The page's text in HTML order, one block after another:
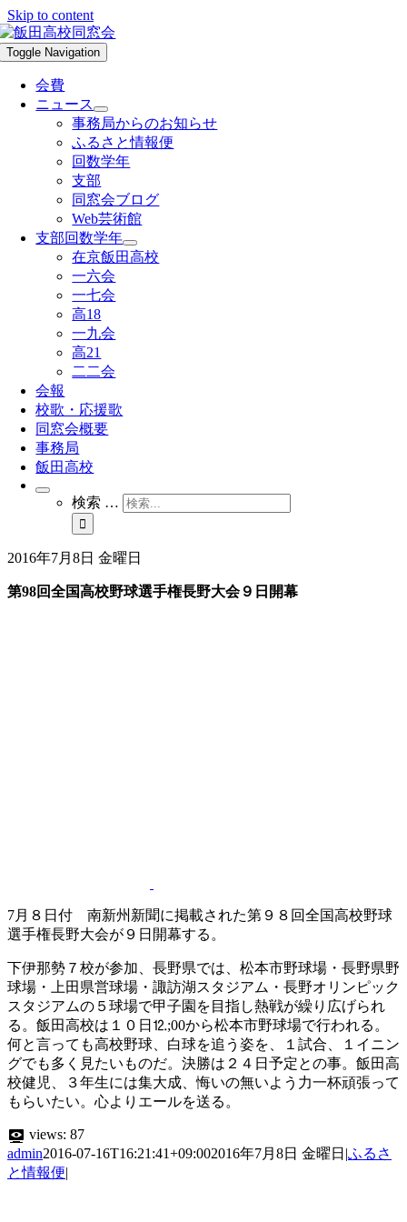
Skip to content
Toggle Navigation
会費
ニュース
事務局からのお知らせ
ふるさと情報便
回数学年
支部
同窓会ブログ
Web芸術館
支部回数学年
在京飯田高校
一六会
一七会
高18
一九会
高21
二二会
会報
校歌・応援歌
同窓会概要
事務局
飯田高校
検索 …
2016年7月8日 金曜日
第98回全国高校野球選手権長野大会９日開幕
7月８日付 南新州新聞に掲載された第９８回全国高校野球
選手権長野大会が９日開幕する。
下伊那勢７校が参加、長野県では、松本市野球場・長野県野
球場・上田県営球場・諏訪湖スタジアム・長野オリンピック
スタジアムの５球場で甲子園を目指し熱戦が繰り広げられ
る。飯田高校は１０日⒓;00から松本市野球場で行われる。
何と言っても高校野球、白球を追う姿を、１試合、１イニン
グでも多く見たいものだ。決勝は２４日予定との事。飯田高
校健児、３年生には集大成、悔いの無いよう力一杯頑張って
もらいたい。心よりエールを送る。
views: 87
admin2016-07-16T16:21:41+09:002016年7月8日 金曜日 |ふるさ
と情報便|